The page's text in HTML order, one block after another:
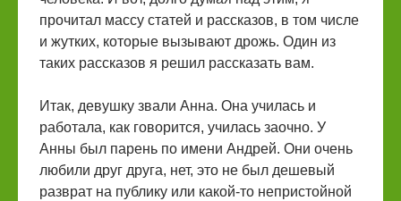
прочитал массу статей и рассказов, в том числе
и жутких, которые вызывают дрожь. Один из
таких рассказов я решил рассказать вам.
Итак, девушку звали Анна. Она училась и
работала, как говорится, училась заочно. У
Анны был парень по имени Андрей. Они очень
любили друг друга, нет, это не был дешевый
разврат на публику или какой-то непристойной